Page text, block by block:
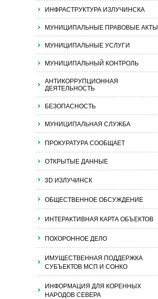
ИНФРАСТРУКТУРА ИЗЛУЧИНСКА
МУНИЦИПАЛЬНЫЕ ПРАВОВЫЕ АКТЫ
МУНИЦИПАЛЬНЫЕ УСЛУГИ
МУНИЦИПАЛЬНЫЙ КОНТРОЛЬ
АНТИКОРРУПЦИОННАЯ
ДЕЯТЕЛЬНОСТЬ
БЕЗОПАСНОСТЬ
МУНИЦИПАЛЬНАЯ СЛУЖБА
ПРОКУРАТУРА СООБЩАЕТ
ОТКРЫТЫЕ ДАННЫЕ
3D ИЗЛУЧИНСК
ОБЩЕСТВЕННОЕ ОБСУЖДЕНИЕ
ИНТЕРАКТИВНАЯ КАРТА ОБЪЕКТОВ
ПОХОРОННОЕ ДЕЛО
ИМУЩЕСТВЕННАЯ ПОДДЕРЖКА
СУБЪЕКТОВ МСП И СОНКО
ИНФОРМАЦИЯ ДЛЯ КОРЕННЫХ
НАРОДОВ СЕВЕРА